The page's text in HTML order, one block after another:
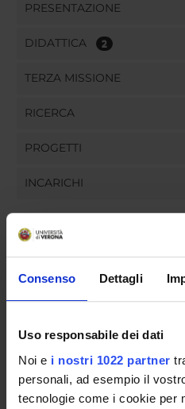
Consenso Dettagli
Uso responsabile dei dati
Noi e i nostri 1022 partner
personali, ad esempio il
tecnologie come i cookie per
PRESENTAZIONE
DIDATTICA 2
TERZA MISSIONE
RICERCA
PROGETTI
INCARICHI
GOVERNANCE
COMMISSIONI
UFFICI E STRUTTURE DI